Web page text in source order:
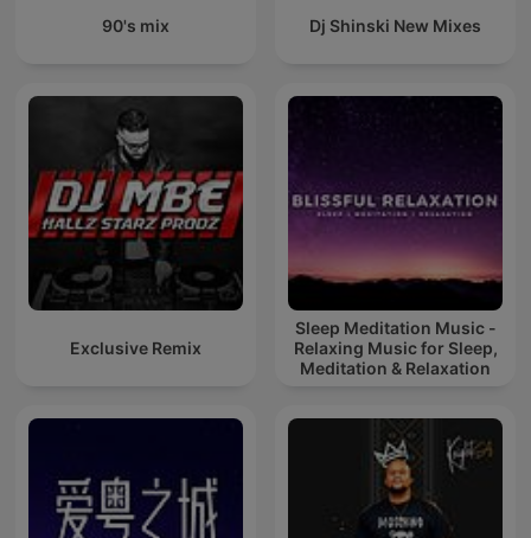
90's mix Dj Shinski New Mixes
Exclusive Remix
Sleep Meditation Music -
Relaxing Music for Sleep,
Meditation & Relaxation